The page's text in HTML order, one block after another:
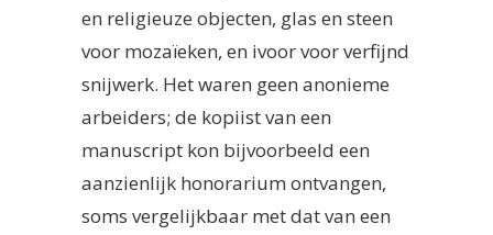
en religieuze objecten, glas en steen
voor mozaïeken, en ivoor voor verfijnd
snijwerk. Het waren geen anonieme
arbeiders; de kopiist van een
manuscript kon bijvoorbeeld een
aanzienlijk honorarium ontvangen,
soms vergelijkbaar met dat van een